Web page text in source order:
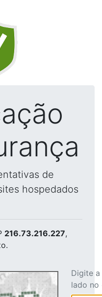
de
hospedados
216.73.216.227,
Digite
lado no